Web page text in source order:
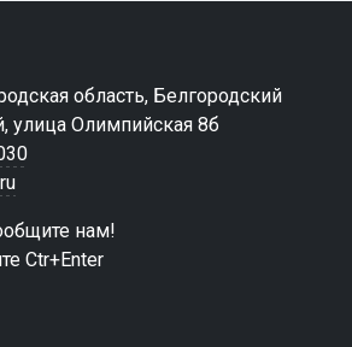
область, Белгородский
улица Олимпийская 8б
нам!
Ctr+Enter